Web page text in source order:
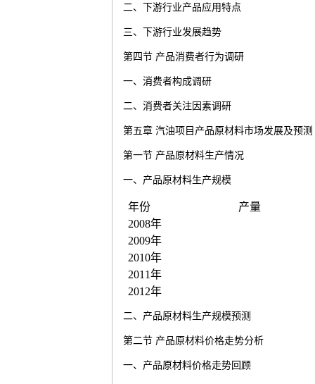
二、下游行业产品应用特点
三、下游行业发展趋势
第四节 产品消费者行为调研
一、消费者构成调研
二、消费者关注因素调研
第五章 汽油项目产品原材料市场发展及预测
第一节 产品原材料生产情况
一、产品原材料生产规模
年份
产量
2008年
2009年
2010年
2011年
2012年
二、产品原材料生产规模预测
第二节 产品原材料价格走势分析
一、产品原材料价格走势回顾